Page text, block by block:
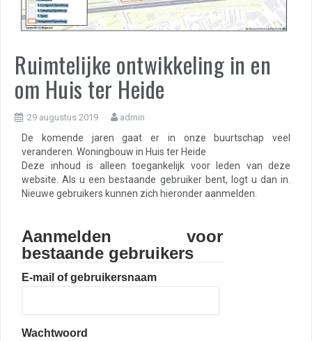
Ruimtelijke ontwikkeling in en
om Huis ter Heide
29 augustus 2019 admin
De komende jaren gaat er in onze buurtschap veel
veranderen. Woningbouw in Huis ter Heide
Deze inhoud is alleen toegankelijk voor leden van deze
website. Als u een bestaande gebruiker bent, logt u dan in.
Nieuwe gebruikers kunnen zich hieronder aanmelden.
Aanmelden voor
bestaande gebruikers
E-mail of gebruikersnaam
Wachtwoord